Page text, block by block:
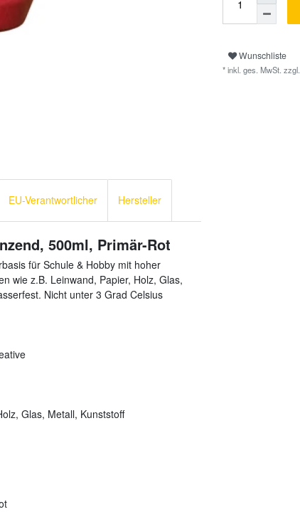
Wunschliste
* inkl. ges. MwSt. zzgl.
EU-Verantwortlicher Hersteller
500ml, Primär-Rot
für Schule & Hobby mit hoher
wie z.B. Leinwand, Papier, Holz, Glas,
Nicht unter 3 Grad Celsius
Glas, Metall, Kunststoff